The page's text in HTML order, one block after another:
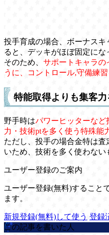
投手育成の場合、ボーナス
ると、デッキがほぼ固定にな
そのため、 サポートキャラの
うに、コントロール,守備練
特能取得よりも集客
野手時はパワーヒッターなど
力・技術ptを多く使う特殊能
ただし、投手の場合金特は
いため、技術を多く使わない
ユーザー登録のご案内
ユーザー登録(無料)すること
ます。
新規登録(無料)して使う 登録
この記事を書いた人